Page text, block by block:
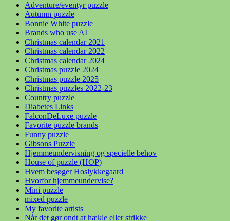
Adventure/eventyr puzzle
Autumn puzzle
Bonnie White puzzle
Brands who use AI
Christmas calendar 2021
Christmas calendar 2022
Christmas calendar 2024
Christmas puzzle 2024
Christmas puzzle 2025
Christmas puzzles 2022-23
Country puzzle
Diabetes Links
FalconDeLuxe puzzle
Favorite puzzle brands
Funny puzzle
Gibsons Puzzle
Hjemmeundervisning og specielle behov
House of puzzle (HOP)
Hvem besøger Hoslykkegaard
Hvorfor hjemmeundervise?
Mini puzzle
mixed puzzle
My favorite artists
Når det gør ondt at hækle eller strikke